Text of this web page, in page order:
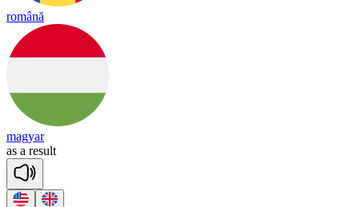
română
magyar
as a result